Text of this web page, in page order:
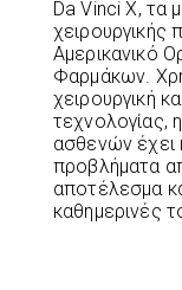
Da Vinci Χ, τα
χειρουργικής
Αμερικανικό
Φαρμάκων.
χειρουργική
τεχνολογίας,
ασθενών έχει
προβλήματα
αποτέλεσμα
καθημερινές